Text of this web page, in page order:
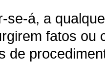
se-á, a
fatos ou
de